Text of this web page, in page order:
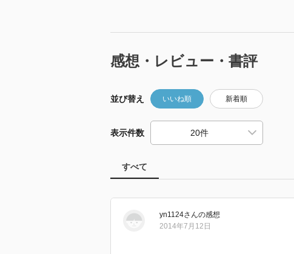
感想・レビュー・書評
並び替え いいね順 新着順
表示件数
すべて
yn1124さんの感想
2014年7月12日